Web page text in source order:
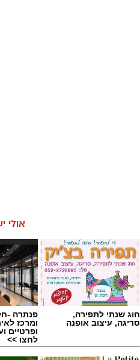
אולי
חוג שנתי לתפירה,
סריגה, עיצוב אופנה
פנתרה -
ומרכז
ופרטיים
לחצו >>